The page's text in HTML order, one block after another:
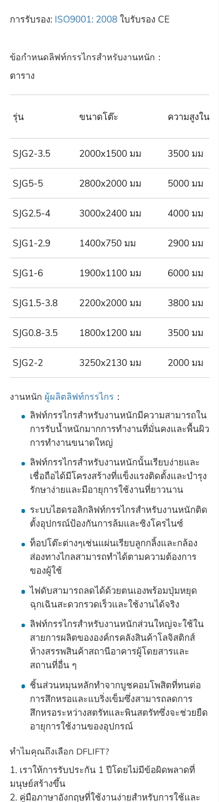
การรับรอง: ISO9001: 2008ใบรับรอง CE
ข้อกำหนดลิฟท์กรรไกรสำหรับงานหนัก：
ตาราง
รุ่น ขนาดโต๊ะ ความสูงในก
SJG2-3.5 2000x1500 มม 3500 มม
SJG5-5 2800x2000 มม 5000 มม
SJG2.5-4 3000x2400 มม 4000 มม
SJG1-2.9 1400x750 มม 2900 มม
SJG1-6 1900x1100 มม 6000 มม
SJG1.5-3.8 2200x2000 มม 3800 มม
SJG0.8-3.5 1800x1200 มม 3500 มม
SJG2-2 3250x2130 มม 2000 มม
งานหนัก ผู้ผลิตลิฟท์กรรไกร ：
ลิฟท์กรรไกรสำหรับงานหนักมีความสามารถใน
การรับน้ำหนักมากการทำงานที่มั่นคงและพื้นผิว
การทำงานขนาดใหญ่
ลิฟท์กรรไกรสำหรับงานหนักนั้นเรียบง่ายและ
เชื่อถือได้มีโครงสร้างที่แข็งแรงติดตั้งและบำรุง
รักษาง่ายและมีอายุการใช้งานที่ยาวนาน
ระบบไฮดรอลิกลิฟท์กรรไกรสำหรับงานหนักติด
ตั้งอุปกรณ์ป้องกันการล้มและซิงโครไนซ์
ท็อปโต๊ะต่างๆเช่นแผ่นเรียบลูกกลิ้งและกล้อง
ส่องทางไกลสามารถทำได้ตามความต้องการ
ของผู้ใช้
ไฟดับสามารถลดได้ด้วยตนเองพร้อมปุ่มหยุด
ฉุกเฉินสะดวกรวดเร็วและใช้งานได้จริง
ลิฟท์กรรไกรสำหรับงานหนักส่วนใหญ่จะใช้ใน
สายการผลิตขององค์กรคลังสินค้าโลจิสติกส์
ห้างสรรพสินค้าสถานีอาคารผู้โดยสารและ
สถานที่อื่น ๆ
ชิ้นส่วนหมุนหลักทำจากบูชคอมโพสิตที่ทนต่อ
การสึกหรอและแบริ่งเข็มซึ่งสามารถลดการ
สึกหรอระหว่างสตรัทและพินสตรัทซึ่งจะช่วยยืด
อายุการใช้งานของอุปกรณ์
ทำไมคุณถึงเลือก DFLIFT?
1. เราให้การรับประกัน 1 ปีโดยไม่มีข้อผิดพลาดที่
มนุษย์สร้างขึ้น
2. คู่มือภาษาอังกฤษที่ใช้งานง่ายสำหรับการใช้และ